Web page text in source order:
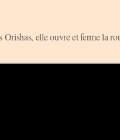
elle ouvre et ferme la